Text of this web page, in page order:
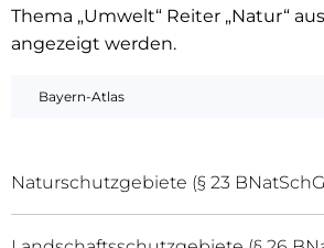
Thema „Umwelt“ Reiter „Natur“
angezeigt werden.
Bayern-Atlas
Naturschutzgebiete (§ 23